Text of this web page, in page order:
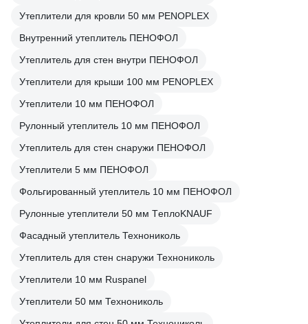
Утеплители для кровли 50 мм PENOPLEX
Внутренний утеплитель ПЕНОФОЛ
Утеплитель для стен внутри ПЕНОФОЛ
Утеплители для крыши 100 мм PENOPLEX
Утеплители 10 мм ПЕНОФОЛ
Рулонный утеплитель 10 мм ПЕНОФОЛ
Утеплитель для стен снаружи ПЕНОФОЛ
Утеплители 5 мм ПЕНОФОЛ
Фольгированный утеплитель 10 мм ПЕНОФОЛ
Рулонные утеплители 50 мм TеплоKNAUF
Фасадный утеплитель Технониколь
Утеплитель для стен снаружи Технониколь
Утеплители 10 мм Ruspanel
Утеплители 50 мм Технониколь